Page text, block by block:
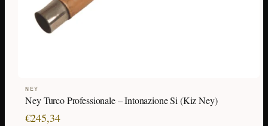
NEY
Ney Turco Professionale – Intonazione Si (Kiz Ney)
€245,34